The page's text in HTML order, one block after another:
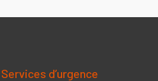
Services d’urgence